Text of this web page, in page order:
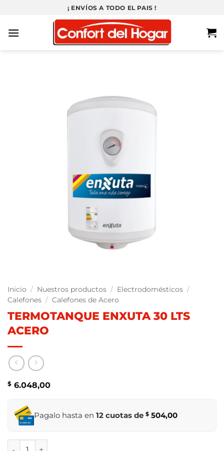
contenido
¡ ENVÍOS A TODO EL PAIS !
Inicio / Nuestros productos / Electrodomésticos /
Calefones / Calefones de Acero
TERMOTANQUE ENXUTA 30 LTS
ACERO
$ 6.048,00
Pagalo hasta en 12 cuotas de $ 504,00
TERMOTANQUE ENXUTA 30 LTS ACERO cantidad